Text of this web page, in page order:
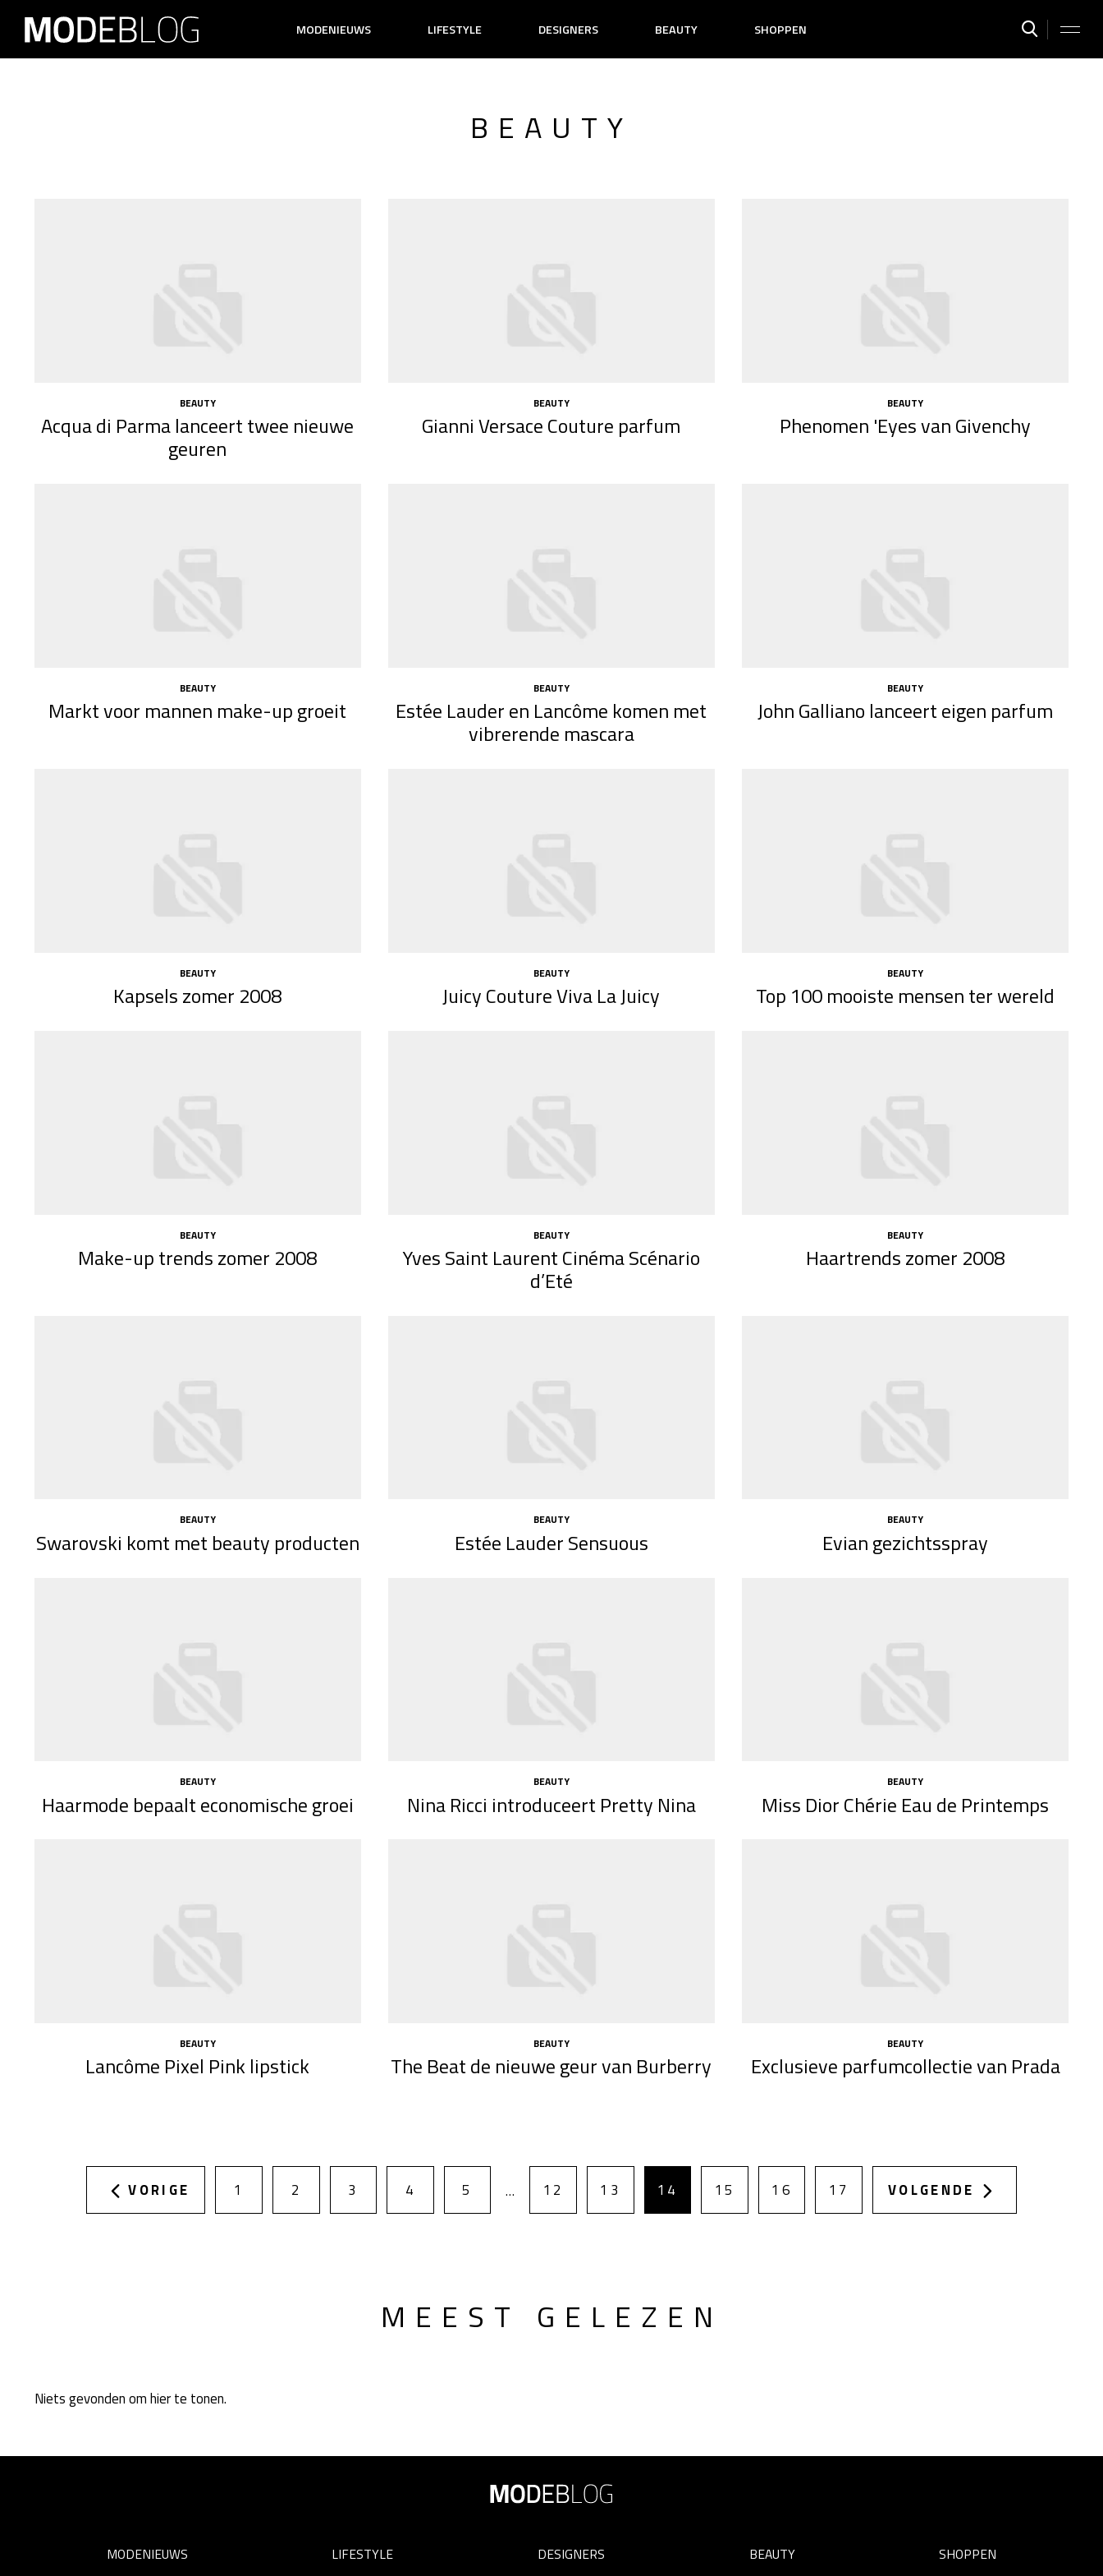
MODENIEUWS LIFESTYLE DESIGNERS BEAUTY SHOPPEN
BEAUTY
BEAUTY
Acqua di Parma lanceert twee nieuwe
geuren
BEAUTY
Gianni Versace Couture parfum
BEAUTY
Phenomen 'Eyes van Givenchy
BEAUTY
Markt voor mannen make-up groeit
BEAUTY
Estée Lauder en Lancôme komen met
vibrerende mascara
BEAUTY
John Galliano lanceert eigen parfum
BEAUTY
Kapsels zomer 2008
BEAUTY
Juicy Couture Viva La Juicy
BEAUTY
Top 100 mooiste mensen ter wereld
BEAUTY
Make-up trends zomer 2008
BEAUTY
Yves Saint Laurent Cinéma Scénario
d’Eté
BEAUTY
Haartrends zomer 2008
BEAUTY
Swarovski komt met beauty producten
BEAUTY
Estée Lauder Sensuous
BEAUTY
Evian gezichtsspray
BEAUTY
Haarmode bepaalt economische groei
BEAUTY
Nina Ricci introduceert Pretty Nina
BEAUTY
Miss Dior Chérie Eau de Printemps
BEAUTY
Lancôme Pixel Pink lipstick
BEAUTY
The Beat de nieuwe geur van Burberry
BEAUTY
Exclusieve parfumcollectie van Prada
VORIGE 1 2 3 4 5 … 12 13 14 15 16 17 VOLGENDE
MEEST GELEZEN
Niets gevonden om hier te tonen.
MODENIEUWS LIFESTYLE DESIGNERS BEAUTY SHOPPEN